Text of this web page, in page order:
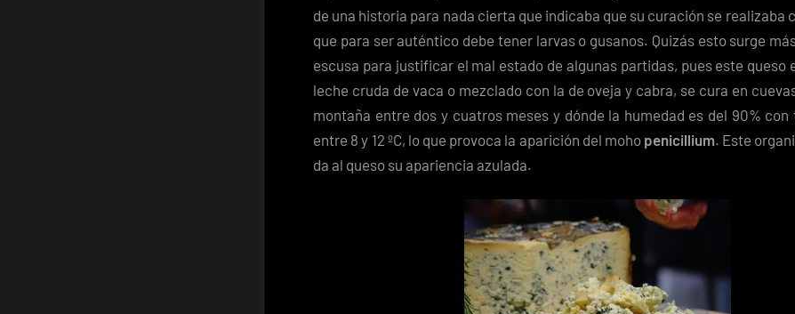
de una historia para nada cierta que indicaba que su curación se realizaba
que para ser auténtico debe tener larvas o gusanos. Quizás esto surge
escusa para justificar el mal estado de algunas partidas, pues este queso
leche cruda de vaca o mezclado con la de oveja y cabra, se cura en
montaña entre dos y cuatros meses y dónde la humedad es del 90%
entre 8 y 12 ºC, lo que provoca la aparición del moho penicillium. Este
da al queso su apariencia azulada.